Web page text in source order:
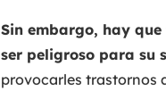
Sin embargo, hay
ser peligroso para su
provocarles trastornos